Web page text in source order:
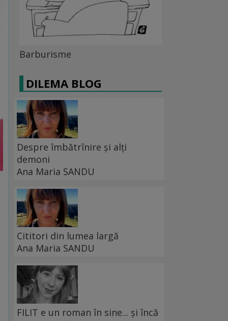
Barburisme
DILEMA BLOG
Despre îmbătrînire și alți
demoni
Ana Maria SANDU
Cititori din lumea largă
Ana Maria SANDU
FILIT e un roman în sine... și încă